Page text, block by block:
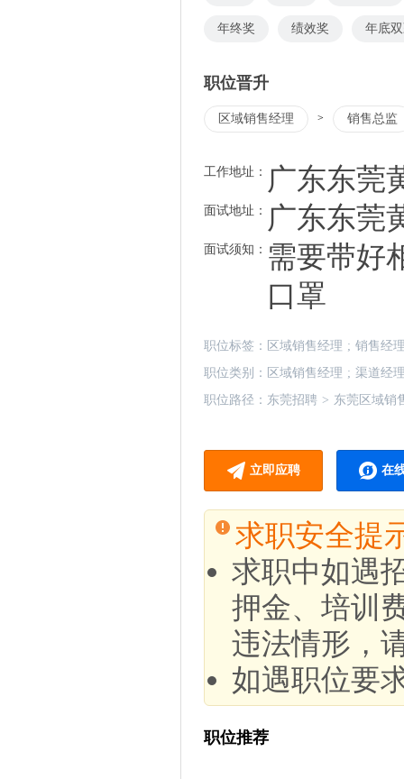
年终奖 绩效奖 年底
职位晋升
区域销售经理 > 销售总监
工作地址： 广东东莞
面试地址： 广东东莞
面试须知： 需要带好
口罩
职位标签： 区域销售经理 ; 销售经
职位类别： 区域销售经理 ; 渠道经
职位路径： 东莞招聘 > 东莞区域销
立即应聘 在
求职安全提
求职中如遇
押金、培训
违法情形，
如遇职位要
职位推荐